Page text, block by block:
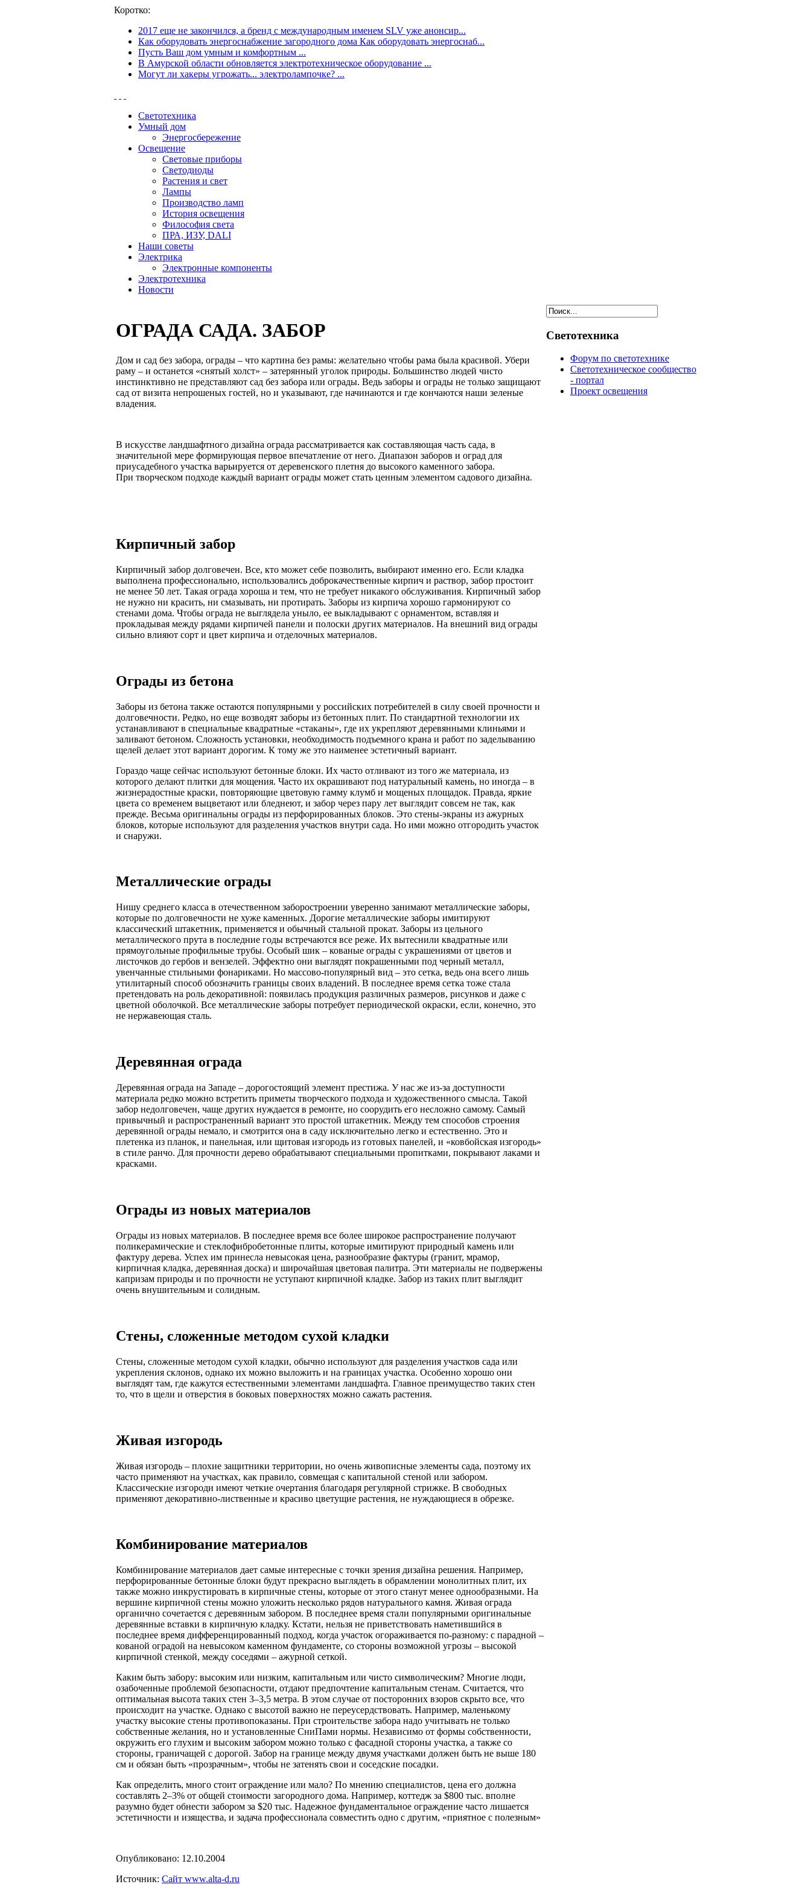
Коротко:
2017 еще не закончился, а бренд с международным именем SLV уже анонсир...
Как оборудовать энергоснабжение загородного дома Как оборудовать энергоснаб...
Пусть Ваш дом умным и комфортным ...
В Амурской области обновляется электротехническое оборудование ...
Могут ли хакеры угрожать... электролампочке? ...
Светотехника
Умный дом
Энергосбережение
Освещение
Световые приборы
Светодиоды
Растения и свет
Лампы
Производство ламп
История освещения
Философия света
ПРА, ИЗУ, DALI
Наши советы
Электрика
Электронные компоненты
Электротехника
Новости
ОГРАДА САДА. ЗАБОР
Дом и сад без забора, ограды – что картина без рамы: желательно чтобы рама была красивой. Убери
раму – и останется «снятый холст» – затерянный уголок природы. Большинство людей чисто
инстинктивно не представляют сад без забора или ограды. Ведь заборы и ограды не только защищают
сад от визита непрошеных гостей, но и указывают, где начинаются и где кончаются наши зеленые
владения.
В искусстве ландшафтного дизайна ограда рассматривается как составляющая часть сада, в
значительной мере формирующая первое впечатление от него. Диапазон заборов и оград для
приусадебного участка варьируется от деревенского плетня до высокого каменного забора.
При творческом подходе каждый вариант ограды может стать ценным элементом садового дизайна.
Кирпичный забор
Кирпичный забор долговечен. Все, кто может себе позволить, выбирают именно его. Если кладка
выполнена профессионально, использовались доброкачественные кирпич и раствор, забор простоит
не менее 50 лет. Такая ограда хороша и тем, что не требует никакого обслуживания. Кирпичный забор
не нужно ни красить, ни смазывать, ни протирать. Заборы из кирпича хорошо гармонируют со
стенами дома. Чтобы ограда не выглядела уныло, ее выкладывают с орнаментом, вставляя и
прокладывая между рядами кирпичей панели и полоски других материалов. На внешний вид ограды
сильно влияют сорт и цвет кирпича и отделочных материалов.
Ограды из бетона
Заборы из бетона также остаются популярными у российских потребителей в силу своей прочности и
долговечности. Редко, но еще возводят заборы из бетонных плит. По стандартной технологии их
устанавливают в специальные квадратные «стаканы», где их укрепляют деревянными клиньями и
заливают бетоном. Сложность установки, необходимость подъемного крана и работ по заделыванию
щелей делает этот вариант дорогим. К тому же это наименее эстетичный вариант.
Гораздо чаще сейчас используют бетонные блоки. Их часто отливают из того же материала, из
которого делают плитки для мощения. Часто их окрашивают под натуральный камень, но иногда – в
жизнерадостные краски, повторяющие цветовую гамму клумб и мощеных площадок. Правда, яркие
цвета со временем выцветают или бледнеют, и забор через пару лет выглядит совсем не так, как
прежде. Весьма оригинальны ограды из перфорированных блоков. Это стены-экраны из ажурных
блоков, которые используют для разделения участков внутри сада. Но ими можно отгородить участок
и снаружи.
Металлические ограды
Нишу среднего класса в отечественном заборостроении уверенно занимают металлические заборы,
которые по долговечности не хуже каменных. Дорогие металлические заборы имитируют
классический штакетник, применяется и обычный стальной прокат. Заборы из цельного
металлического прута в последние годы встречаются все реже. Их вытеснили квадратные или
прямоугольные профильные трубы. Особый шик – кованые ограды с украшениями от цветов и
листочков до гербов и вензелей. Эффектно они выглядят покрашенными под черный металл,
увенчанные стильными фонариками. Но массово-популярный вид – это сетка, ведь она всего лишь
утилитарный способ обозначить границы своих владений. В последнее время сетка тоже стала
претендовать на роль декоративной: появилась продукция различных размеров, рисунков и даже с
цветной оболочкой. Все металлические заборы потребует периодической окраски, если, конечно, это
не нержавеющая сталь.
Деревянная ограда
Деревянная ограда на Западе – дорогостоящий элемент престижа. У нас же из-за доступности
материала редко можно встретить приметы творческого подхода и художественного смысла. Такой
забор недолговечен, чаще других нуждается в ремонте, но соорудить его несложно самому. Самый
привычный и распространенный вариант это простой штакетник. Между тем способов строения
деревянной ограды немало, и смотрится она в саду исключительно легко и естественно. Это и
плетенка из планок, и панельная, или щитовая изгородь из готовых панелей, и «ковбойская изгородь»
в стиле ранчо. Для прочности дерево обрабатывают специальными пропитками, покрывают лаками и
красками.
Ограды из новых материалов
Ограды из новых материалов. В последнее время все более широкое распространение получают
поликерамические и стеклофибробетонные плиты, которые имитируют природный камень или
фактуру дерева. Успех им принесла невысокая цена, разнообразие фактуры (гранит, мрамор,
кирпичная кладка, деревянная доска) и широчайшая цветовая палитра. Эти материалы не подвержены
капризам природы и по прочности не уступают кирпичной кладке. Забор из таких плит выглядит
очень внушительным и солидным.
Стены, сложенные методом сухой кладки
Стены, сложенные методом сухой кладки, обычно используют для разделения участков сада или
укрепления склонов, однако их можно выложить и на границах участка. Особенно хорошо они
выглядят там, где кажутся естественными элементами ландшафта. Главное преимущество таких стен
то, что в щели и отверстия в боковых поверхностях можно сажать растения.
Живая изгородь
Живая изгородь – плохие защитники территории, но очень живописные элементы сада, поэтому их
часто применяют на участках, как правило, совмещая с капитальной стеной или забором.
Классические изгороди имеют четкие очертания благодаря регулярной стрижке. В свободных
применяют декоративно-лиственные и красиво цветущие растения, не нуждающиеся в обрезке.
Комбинирование материалов
Комбинирование материалов дает самые интересные с точки зрения дизайна решения. Например,
перфорированные бетонные блоки будут прекрасно выглядеть в обрамлении монолитных плит, их
также можно инкрустировать в кирпичные стены, которые от этого станут менее однообразными. На
вершине кирпичной стены можно уложить несколько рядов натурального камня. Живая ограда
органично сочетается с деревянным забором. В последнее время стали популярными оригинальные
деревянные вставки в кирпичную кладку. Кстати, нельзя не приветствовать наметившийся в
последнее время дифференцированный подход, когда участок огораживается по-разному: с парадной –
кованой оградой на невысоком каменном фундаменте, со стороны возможной угрозы – высокой
кирпичной стенкой, между соседями – ажурной сеткой.
Каким быть забору: высоким или низким, капитальным или чисто символическим? Многие люди,
озабоченные проблемой безопасности, отдают предпочтение капитальным стенам. Считается, что
оптимальная высота таких стен 3–3,5 метра. В этом случае от посторонних взоров скрыто все, что
происходит на участке. Однако с высотой важно не переусердствовать. Например, маленькому
участку высокие стены противопоказаны. При строительстве забора надо учитывать не только
собственные желания, но и установленные СниПами нормы. Независимо от формы собственности,
окружить его глухим и высоким забором можно только с фасадной стороны участка, а также со
стороны, граничащей с дорогой. Забор на границе между двумя участками должен быть не выше 180
см и обязан быть «прозрачным», чтобы не затенять свои и соседские посадки.
Как определить, много стоит ограждение или мало? По мнению специалистов, цена его должна
составлять 2–3% от общей стоимости загородного дома. Например, коттедж за $800 тыс. вполне
разумно будет обнести забором за $20 тыс. Надежное фундаментальное ограждение часто лишается
эстетичности и изящества, и задача профессионала совместить одно с другим, «приятное с полезным»
Опубликовано: 12.10.2004
Источник: Сайт www.alta-d.ru
Светотехника
Форум по светотехнике
Светотехническое сообщество
- портал
Проект освещения